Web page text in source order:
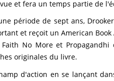
et fera un temps partie de
période de sept ans,
et reçoit un American Book
No More et
originales du livre.
d'action en se lançant